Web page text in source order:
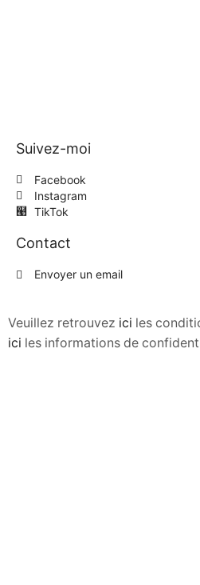
Suivez-moi
Facebook
Instagram
TikTok
Contact
Envoyer un email
Veuillez retrouvez ici les
ici les informations de